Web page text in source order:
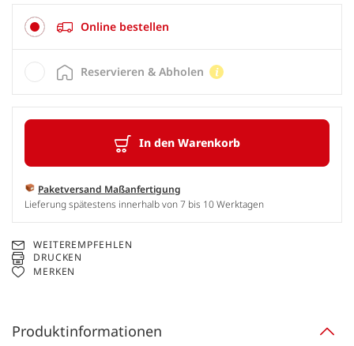
Online bestellen
In den Warenkorb
Paketversand Maßanfertigung
Lieferung spätestens innerhalb von 7 bis 10 Werktagen
Reservieren & Abholen
WEITEREMPFEHLEN
DRUCKEN
MERKEN
Produktinformationen